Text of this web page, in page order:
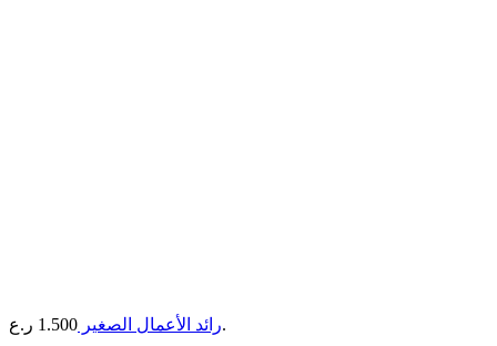
رائد الأعمال الصغير 1.500 ر.ع.